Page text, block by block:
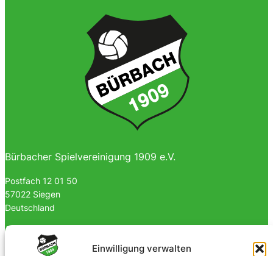
Einwilligung verwalten
Bürbacher Spielvereinigung 1909 e.V.
Postfach 12 01 50
57022 Siegen
Deutschland
info@spvgbuerbach09.de